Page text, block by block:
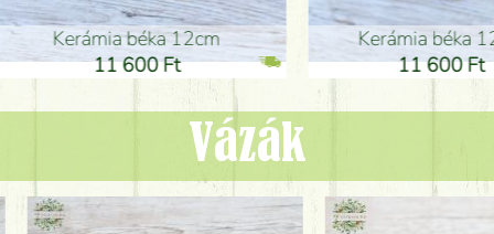
béka 12cm
600 Ft
Kerámia béka 12cm
11 600 Ft
Vázák